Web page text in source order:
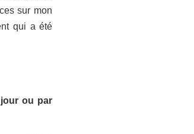
sur mon
qui a été
ou par